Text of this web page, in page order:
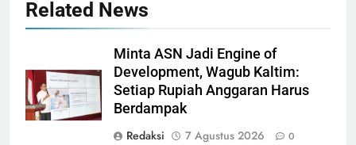
Related News
Minta ASN Jadi Engine of
Development, Wagub Kaltim:
Setiap Rupiah Anggaran Harus
Berdampak
Redaksi
7 Agustus 2026 0